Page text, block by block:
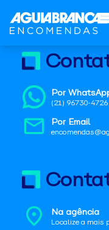
Por
(21) 96730-4726
Por Email
Na agência
Localize a mais